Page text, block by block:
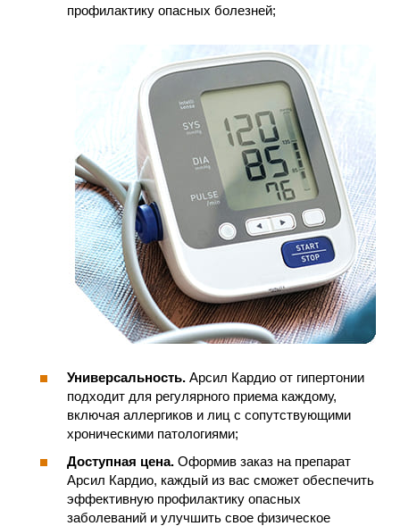
профилактику опасных болезней;
Универсальность. Арсил Кардио от гипертонии
подходит для регулярного приема каждому,
включая аллергиков и лиц с сопутствующими
хроническими патологиями;
Доступная цена. Оформив заказ на препарат
Арсил Кардио, каждый из вас сможет обеспечить
эффективную профилактику опасных
заболеваний и улучшить свое физическое